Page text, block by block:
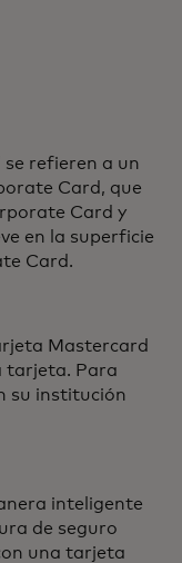
se refieren a un
Card, que
Card y
en la superficie
Card.
Mastercard
tarjeta. Para
su institución
inteligente
de seguro
una tarjeta